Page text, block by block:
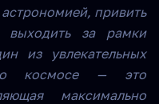
привить
за рамки
из увлекательных
о космосе — это
максимально